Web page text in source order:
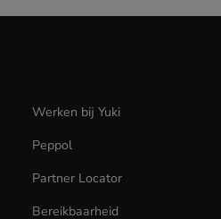
Werken bij Yuki
Peppol
Partner Locator
Bereikbaarheid